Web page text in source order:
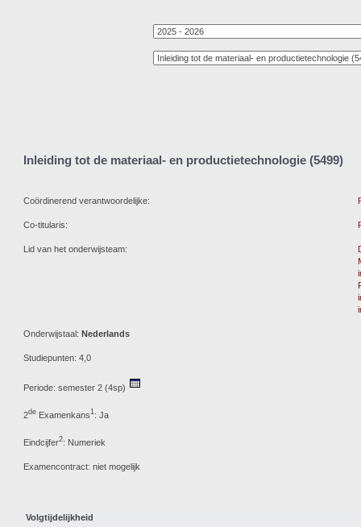
Inleiding tot de materiaal- en productietechnologie (5499)
Coördinerend verantwoordelijke:
Co-titularis:
Lid van het onderwijsteam:
Onderwijstaal: Nederlands
Studiepunten: 4,0
Periode: semester 2 (4sp)
2de Examenkans1: Ja
Eindcijfer2: Numeriek
Examencontract: niet mogelijk
Volgtijdelijkheid